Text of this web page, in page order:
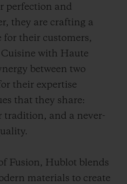
perfection and
they are crafting a
for their customers,
with Haute
between two
their expertise
that they share:
tradition, and a never-
Fusion, Hublot blends
materials to create
연락처